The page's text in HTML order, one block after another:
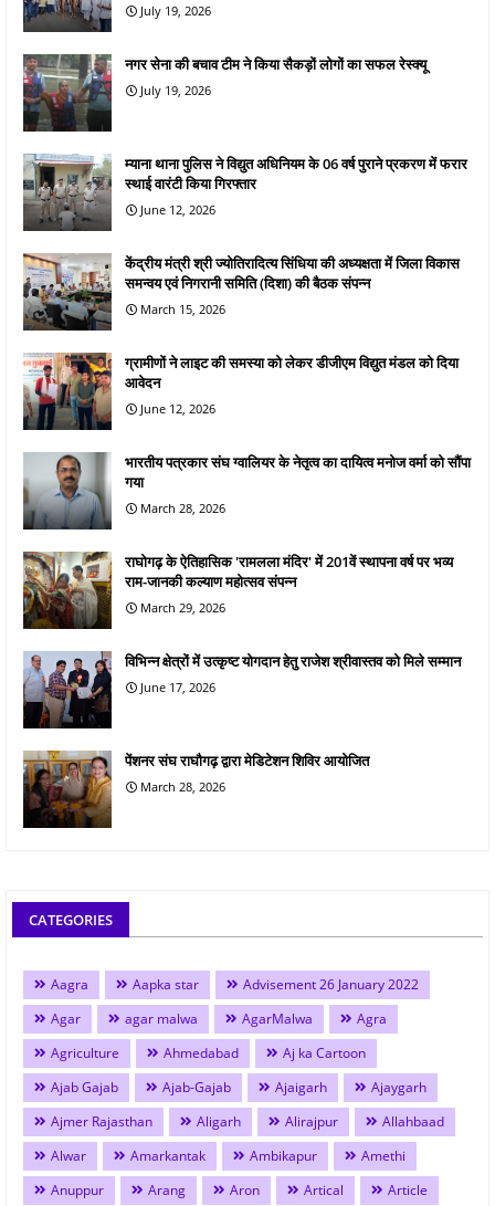
July 19, 2026
नगर सेना की बचाव टीम ने किया सैकड़ों लोगों का सफल रेस्क्यू
July 19, 2026
म्याना थाना पुलिस ने विद्युत अधिनियम के 06 वर्ष पुराने प्रकरण में फरार
स्थाई वारंटी किया गिरफ्तार
June 12, 2026
केंद्रीय मंत्री श्री ज्योतिरादित्य सिंधिया की अध्यक्षता में जिला विकास
समन्वय एवं निगरानी समिति (दिशा) की बैठक संपन्न
March 15, 2026
ग्रामीणों ने लाइट की समस्या को लेकर डीजीएम विद्युत मंडल को दिया
आवेदन
June 12, 2026
भारतीय पत्रकार संघ ग्वालियर के नेतृत्व का दायित्व मनोज वर्मा को सौंपा
गया
March 28, 2026
राघोगढ़ के ऐतिहासिक 'रामलला मंदिर' में 201वें स्थापना वर्ष पर भव्य
राम-जानकी कल्याण महोत्सव संपन्न
March 29, 2026
विभिन्न क्षेत्रों में उत्कृष्ट योगदान हेतु राजेश श्रीवास्तव को मिले सम्मान
June 17, 2026
पेंशनर संघ राघौगढ़ द्वारा मेडिटेशन शिविर आयोजित
March 28, 2026
CATEGORIES
Aagra Aapka star
Advisement 26 January 2022
Agar
agar malwa AgarMalwa
Agra
Agriculture
Ahmedabad
Aj ka Cartoon
Ajab Gajab
Ajab-Gajab Ajaigarh
Ajaygarh
Ajmer Rajasthan
Aligarh Alirajpur
Allahbaad
Alwar
Amarkantak Ambikapur
Amethi
Anuppur
Arang Aron Artical Article